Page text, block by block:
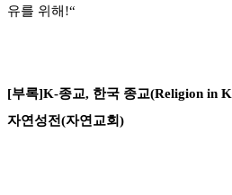
유를 위해!“
[부록]K-종교, 한국 종교(Religion in
자연성전(자연교회)